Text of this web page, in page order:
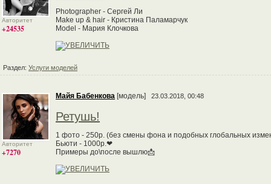
Авторитет
+24535
Photographer - Сергей Ли
Make up & hair - Кристина Паламарчук
Model - Мария Клочкова
Раздел: Услуги моделей
Авторитет
+7270
Майя Бабенкова [модель] 23.03.2018, 00:48
Ретушь!
1 фото - 250р. (без смены фона и подобных глобальных
Бьюти - 1000р.❤
Примеры до\после вышлю📩